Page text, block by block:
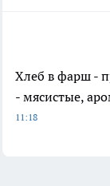
Хлеб в фарш -
- мясистые,
11:18